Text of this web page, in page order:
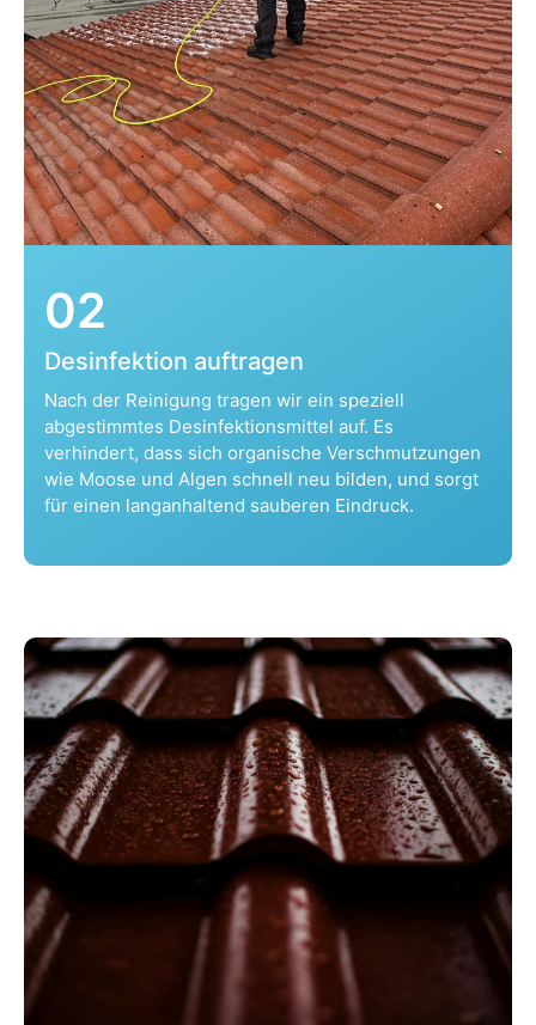
02
Desinfektion auftragen
Nach der Reinigung tragen wir ein speziell
abgestimmtes Desinfektionsmittel auf. Es
verhindert, dass sich organische Verschmutzungen
wie Moose und Algen schnell neu bilden, und sorgt
für einen langanhaltend sauberen Eindruck.